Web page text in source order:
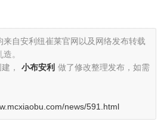
来自安利纽崔莱官网以及网络发布转载
。
，
小布安利 做了修改整理发布，如需
news/591.html